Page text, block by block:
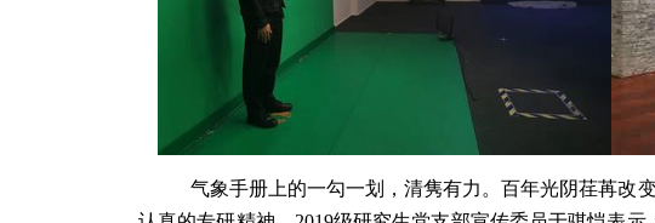
气象手册上的一勾一划，清隽有力。百年光阴荏苒改